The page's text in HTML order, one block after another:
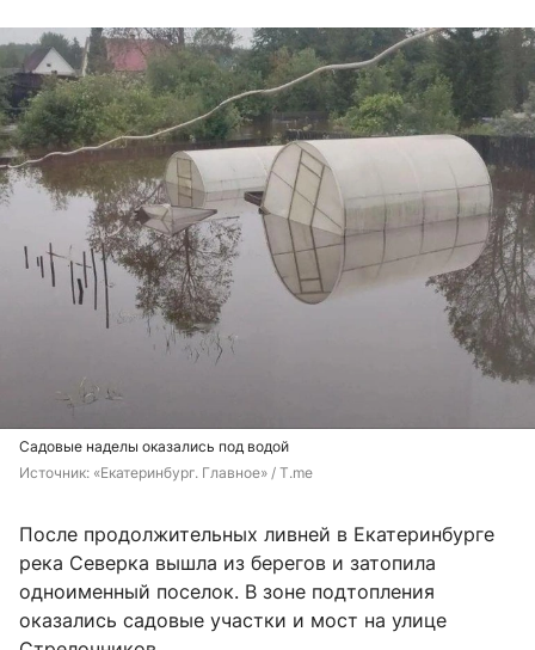
Садовые наделы оказались под водой
Источник: «Екатеринбург. Главное» / T.me
После продолжительных ливней в Екатеринбурге
река Северка вышла из берегов и затопила
одноименный поселок. В зоне подтопления
оказались садовые участки и мост на улице